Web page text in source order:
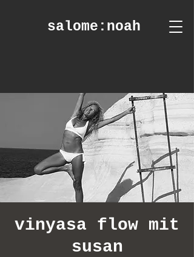
salome :noah
vinyasa flow mit
susan